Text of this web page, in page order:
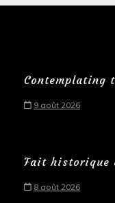
Contemplating
9 août 2026
Fait historique
8 août 2026